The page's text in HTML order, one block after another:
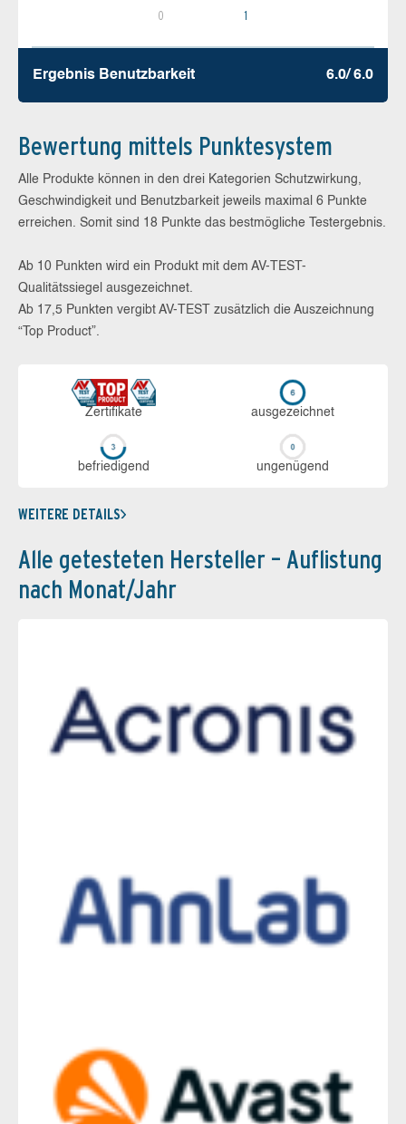
0 1
Ergebnis Benutz­barkeit 6.0/ 6.0
Bewertung mittels Punktesystem
Alle Produkte können in den drei Kategorien Schutzwirkung,
Geschwindigkeit und Benutzbarkeit jeweils maximal 6 Punkte
erreichen. Somit sind 18 Punkte das bestmögliche Testergebnis.
Ab 10 Punkten wird ein Produkt mit dem AV-TEST-
Qualitätssiegel ausgezeichnet.
Ab 17,5 Punkten vergibt AV-TEST zusätzlich die Auszeichnung
“Top Product”.
Zerti­fikate aus­ge­zeich­net
be­frie­di­gend un­ge­nü­gend
WEITERE DETAILS
Alle getesteten Hersteller – Auflistung
nach Monat/Jahr